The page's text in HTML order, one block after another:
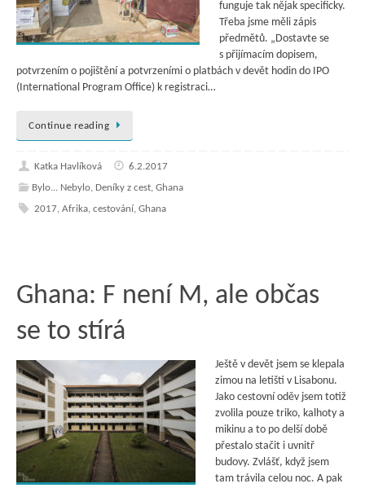
funguje tak nějak specificky.
Třeba jsme měli zápis
předmětů. „Dostavte se
s přijímacím dopisem,
potvrzením o pojištění a potvrzeními o platbách v devět hodin do IPO
(International Program Office) k registraci…
Continue reading
Katka Havlíková
6.2.2017
Bylo... Nebylo, Deníky z cest, Ghana
2017, Afrika, cestování, Ghana
Ghana: F není M, ale občas
se to stírá
Ještě v devět jsem se klepala
zimou na letišti v Lisabonu.
Jako cestovní oděv jsem totiž
zvolila pouze triko, kalhoty a
mikinu a to po delší době
přestalo stačit i uvnitř
budovy. Zvlášť, když jsem
tam trávila celou noc. A pak